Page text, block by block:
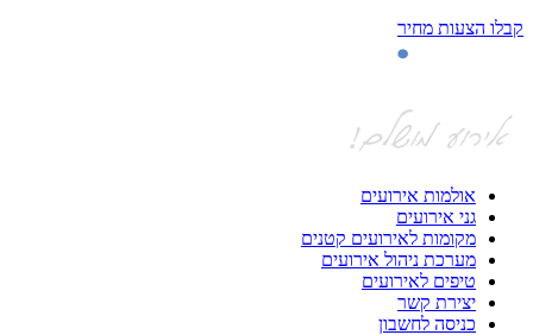
הצעות מחיר
אולמות אירועים
גני אירועים
מקומות לאירועים קטנים
מערכת ניהול אירועים
טיפים לאירועים
יצירת קשר
כניסה לחשבון